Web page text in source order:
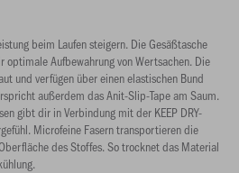
beim Laufen steigern. Die Gesäßtasche
Aufbewahrung von Wertsachen. Die
und verfügen über einen elastischen Bund
außerdem das Anit-Slip-Tape am Saum.
gibt dir in Verbindung mit der KEEP DRY-
Microfeine Fasern transportieren die
des Stoffes. So trocknet das Material